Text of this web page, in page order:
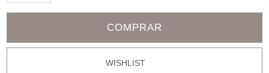
COMPRAR